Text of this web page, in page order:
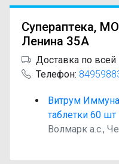
Супераптека,
Ленина 35А
Доставка по всей
Телефон:
Витрум
таблетки 60 шт
Волмарк а.с.,